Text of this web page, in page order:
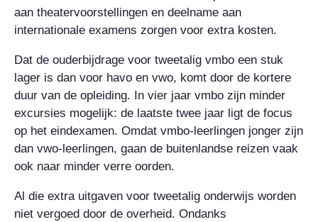
aan theatervoorstellingen en deelname aan
internationale examens zorgen voor extra kosten.
Dat de ouderbijdrage voor tweetalig vmbo een stuk
lager is dan voor havo en vwo, komt door de kortere
duur van de opleiding. In vier jaar vmbo zijn minder
excursies mogelijk: de laatste twee jaar ligt de focus
op het eindexamen. Omdat vmbo-leerlingen jonger zijn
dan vwo-leerlingen, gaan de buitenlandse reizen vaak
ook naar minder verre oorden.
Al die extra uitgaven voor tweetalig onderwijs worden
niet vergoed door de overheid. Ondanks